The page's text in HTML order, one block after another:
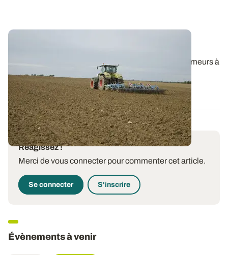
Herses de déchaumage, bêches roulantes, déchaumeurs à
disques indépendants, cultivateurs...
11 AOÛT 2025
Réagissez !
Merci de vous connecter pour commenter cet article.
Se connecter S'inscrire
Évènements à venir